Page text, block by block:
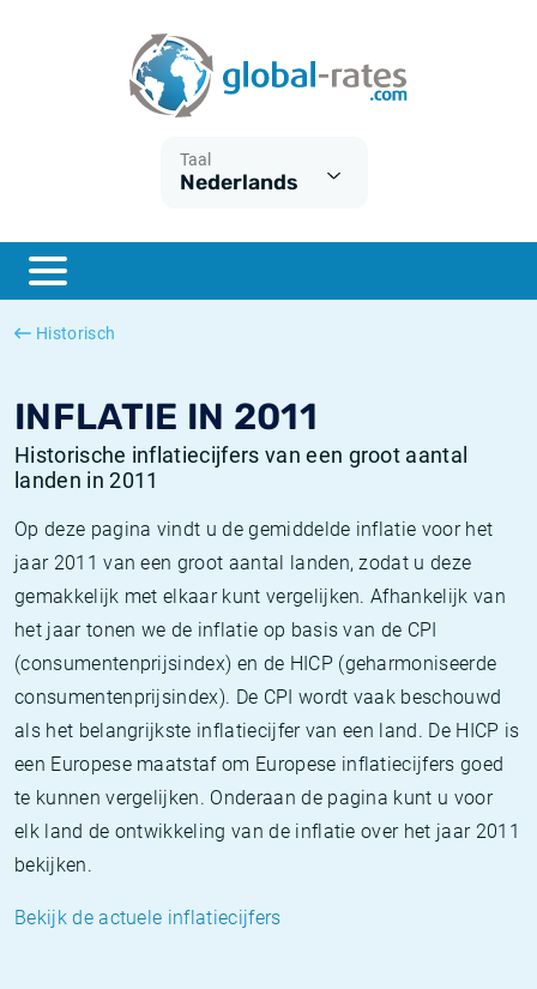
Taal
Nederlands
Historisch
INFLATIE IN 2011
Historische inflatiecijfers van een groot aantal
landen in 2011
Op deze pagina vindt u de gemiddelde inflatie voor het
jaar 2011 van een groot aantal landen, zodat u deze
gemakkelijk met elkaar kunt vergelijken. Afhankelijk van
het jaar tonen we de inflatie op basis van de CPI
(consumentenprijsindex) en de HICP (geharmoniseerde
consumentenprijsindex). De CPI wordt vaak beschouwd
als het belangrijkste inflatiecijfer van een land. De HICP is
een Europese maatstaf om Europese inflatiecijfers goed
te kunnen vergelijken. Onderaan de pagina kunt u voor
elk land de ontwikkeling van de inflatie over het jaar 2011
bekijken.
Bekijk de actuele inflatiecijfers
ESTER
SONIA
Wat is CPI inflatie?
Wat is HICP inflatie?
Nederlandse inflatie - CPI
Amerikaanse inflatie - CPI
Euribor historie
SOFR historie
TONAR historie
Inflatiecalculator